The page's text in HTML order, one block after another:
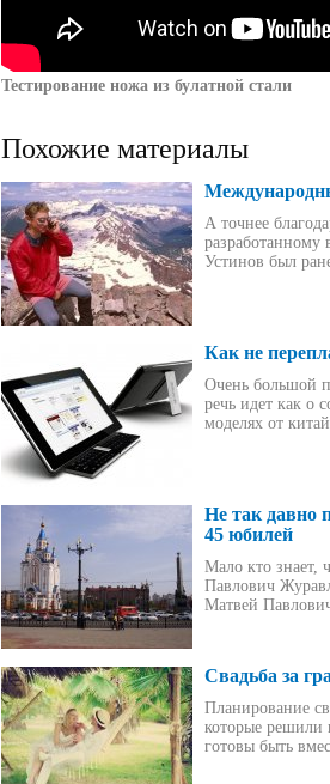
Тестирование ножа из булатной стали
Похожие материалы
А точнее
Устинов был
Как не
Очень большой
речь идет как о
моделях от
Не так давно
45 юбилей
Мало кто знает,
Павлович
Матвей
Свадьба за
Планирование
которые решили
готовы быть